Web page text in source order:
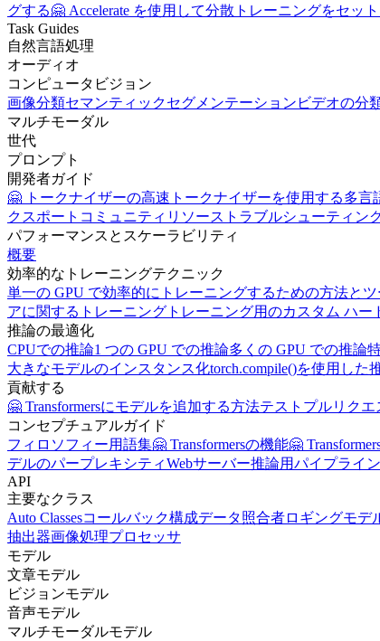
グする🤗 Accelerate を使用して分散トレーニングをセッ
Task Guides
自然言語処理
オーディオ
コンピュータビジョン
画像分類セマンティックセグメンテーション ビデオの分
マルチモーダル
世代
プロンプト
開発者ガイド
🤗 トークナイザーの高速トークナイザーを使用する多言
クスポート コミュニティリソース トラブルシューティン
パフォーマンスとスケーラビリティ
概要
効率的なトレーニングテクニック
単一の GPU で効率的にトレーニングするための方法と
アに関するトレーニング トレーニング用のカスタム ハー
推論の最適化
CPUでの推論1 つの GPU での推論多くの GPU での推論
大きなモデルのインスタンス化torch.compile()を使用した
貢献する
🤗 Transformersにモデルを追加する方法テスト プルリクエ
コンセプチュアルガイド
フィロソフィー用語集🤗 Transformersの機能🤗
デルのパープレキシティWebサーバー推論用パイプライン
API
主要なクラス
Auto Classesコールバック構成データ照合者ロギングモデ
抽出器画像処理プロセッサ
モデル
文章モデル
ビジョンモデル
音声モデル
マルチモーダルモデル